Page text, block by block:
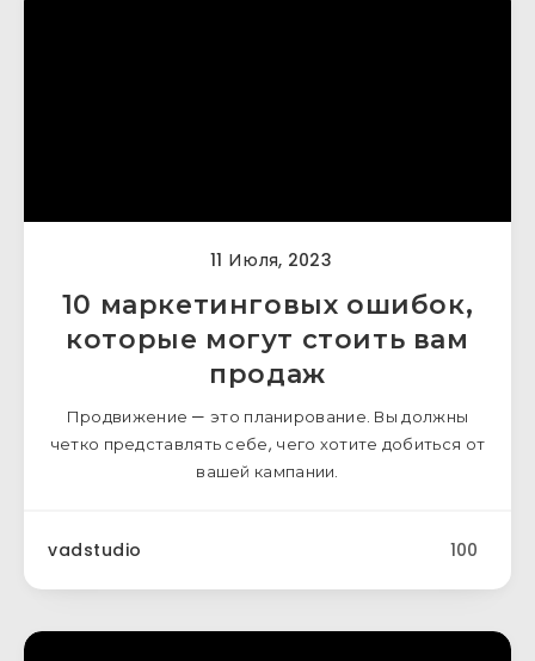
11 Июля, 2023
10 маркетинговых ошибок,
которые могут стоить вам
продаж
Продвижение — это планирование. Вы должны
четко представлять себе, чего хотите добиться от
вашей кампании.
vadstudio 100